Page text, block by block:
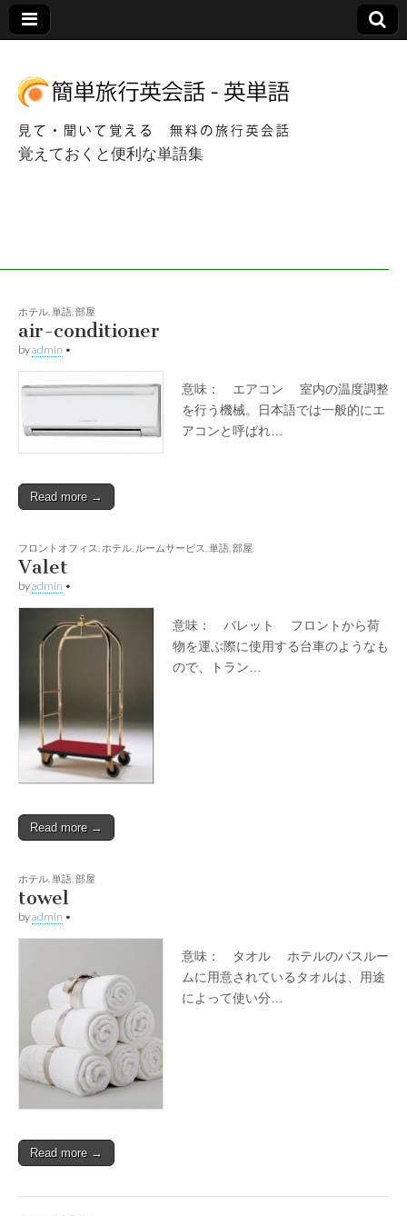
覚えておくと便利な単語集
ホテル 単語 部屋
air-conditioner
byadmin •
意味： エアコン 室内の温度調整
を行う機械。日本語では一般的にエ
アコンと呼ばれ…
Read more →
フロントオフィス ホテル ルームサービス 単語 部屋
Valet
byadmin •
意味： バレット フロントから荷
物を運ぶ際に使用する台車のようなも
ので、トラン…
Read more →
ホテル 単語 部屋
towel
byadmin •
意味： タオル ホテルのバスルー
ムに用意されているタオルは、用途
によって使い分…
Read more →